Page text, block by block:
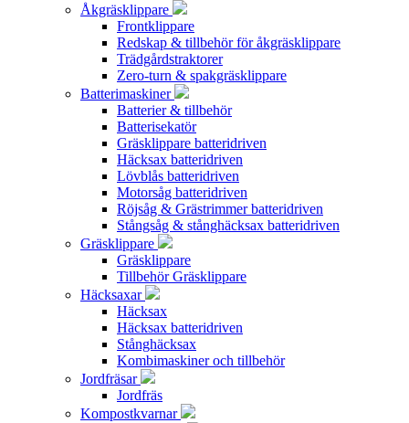
Åkgräsklippare
Frontklippare
Redskap & tillbehör för åkgräsklippare
Trädgårdstraktorer
Zero-turn & spakgräsklippare
Batterimaskiner
Batterier & tillbehör
Batterisekatör
Gräsklippare batteridriven
Häcksax batteridriven
Lövblås batteridriven
Motorsåg batteridriven
Röjsåg & Grästrimmer batteridriven
Stångsåg & stånghäcksax batteridriven
Gräsklippare
Gräsklippare
Tillbehör Gräsklippare
Häcksaxar
Häcksax
Häcksax batteridriven
Stånghäcksax
Kombimaskiner och tillbehör
Jordfräsar
Jordfräs
Kompostkvarnar